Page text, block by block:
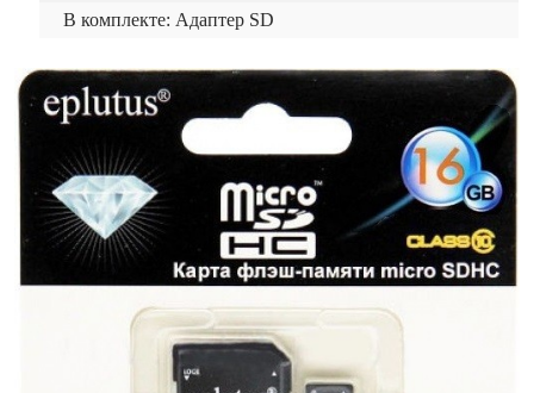
В комплекте: Адаптер SD